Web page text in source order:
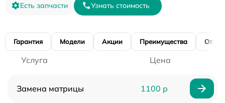
Есть запчасти Узнать стоимость
Гарантия Модели Акции Преимущества
Услуга Цена
Замена матрицы 1100 р